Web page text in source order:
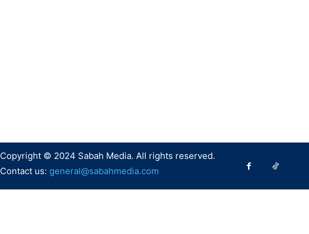
Copyright © 2024 Sabah Media. All rights reserved.
Contact us: general@sabahmedia.com